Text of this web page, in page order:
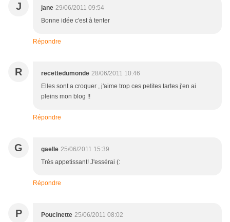
J jane 29/06/2011 09:54
Bonne idée c'est à tenter
Répondre
R recettedumonde 28/06/2011 10:46
Elles sont a croquer , j'aime trop ces petites tartes j'en ai
pleins mon blog !!
Répondre
G gaelle 25/06/2011 15:39
Trés appetissant! J'essérai (:
Répondre
P Poucinette 25/06/2011 08:02